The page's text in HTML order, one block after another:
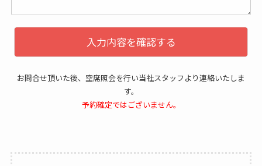
入力内容を確認する
お問合せ頂いた後、空席照会を行い当社スタッフより連絡いたしま
す。
予約確定ではございません。